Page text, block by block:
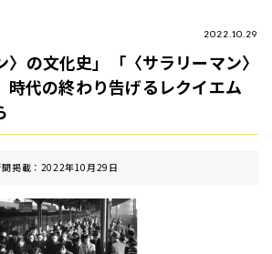
2022.10.29
〉の文化史」「〈サラリーマン〉
代の終わり告げるレクイエム
掲載：2022年10月29日